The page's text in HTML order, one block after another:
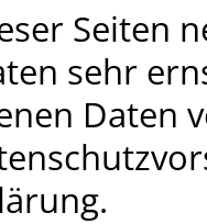
Seiten
sehr
Daten